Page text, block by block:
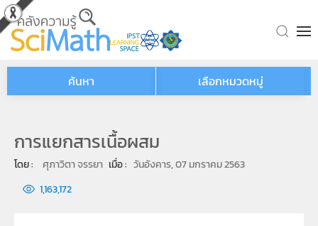
Skip to main content
ค้นหา เลือกหมวดหมู่
การแยกสารเนื้อผสม
โดย : ศุภาวิตา จรรยา เมื่อ : วันอังคาร, 07 มกราคม 2563
1,163,172